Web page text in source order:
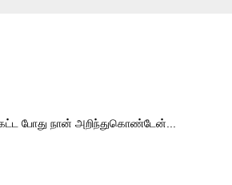
போது நான் அறிந்துகொண்டேன்...